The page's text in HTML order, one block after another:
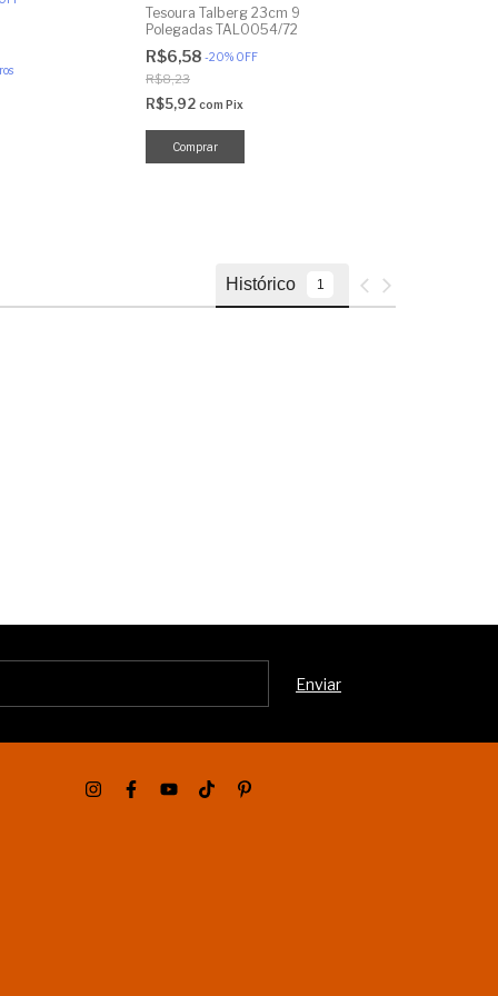
Tesoura Talberg 23cm 9
Polegadas TAL0054/72
R$6,58 -20% OFF
R$8,23
R$5,92 com Pix